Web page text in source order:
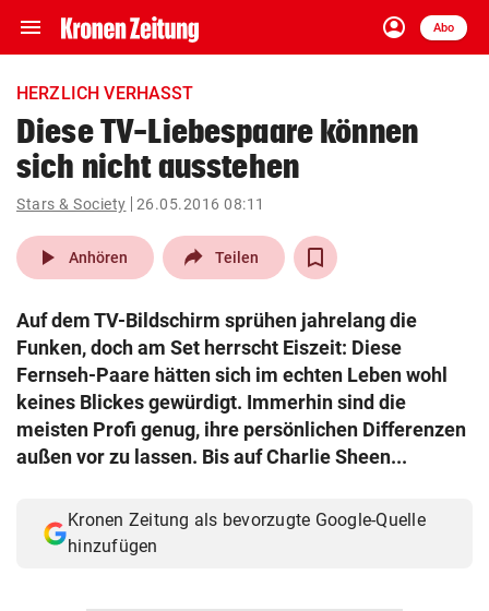
menu Navigation
ein-/ausklappen
account_circle
Anmelden
Abo
close Schließen
account_circle Anmelden
pin_drop
Wien arrow_right
search
Suchbegriff
eingeben
© Krone Multimedia GmbH & Co KG 2026
Muthgasse 2, 1190 Wien
HERZLICH VERHASST
Diese TV-Liebespaare können
sich nicht ausstehen
Stars & Society 26.05.2016 08:11
play_arrow Anhören Teilen
Auf dem TV-Bildschirm sprühen jahrelang die
Funken, doch am Set herrscht Eiszeit: Diese
Fernseh-Paare hätten sich im echten Leben wohl
keines Blickes gewürdigt. Immerhin sind die
meisten Profi genug, ihre persönlichen Differenzen
außen vor zu lassen. Bis auf Charlie Sheen...
Kronen Zeitung als bevorzugte Google-Quelle
hinzufügen